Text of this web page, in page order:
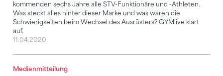
kommenden sechs Jahre alle STV-Funktionäre und -Athleten.
Was steckt alles hinter dieser Marke und was waren die
Schwierigkeiten beim Wechsel des Ausrüsters? GYMlive klärt
auf.
11.04.2020
Medienmitteilung
Neue Partnerschaft mit Ochsner Sport und Jako